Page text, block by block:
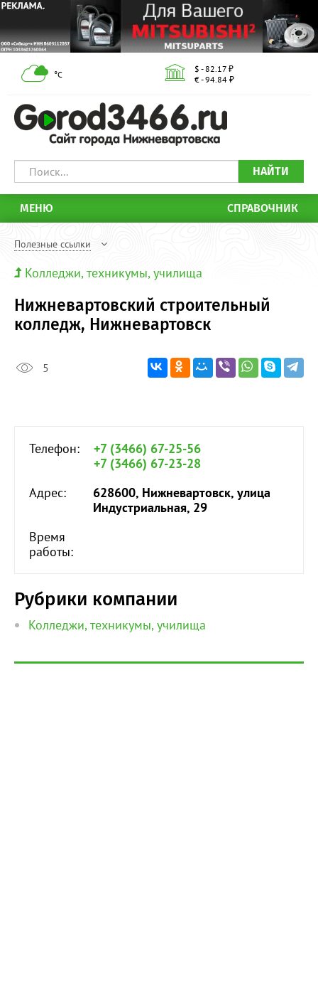
°С
$ - 82.17 ₽
€ - 94.84 ₽
НАЙТИ
МЕНЮ СПРАВОЧНИК
Полезные ссылки
Колледжи, техникумы, училища
Нижневартовский строительный
колледж, Нижневартовск
5
Телефон:
+7 (3466) 67-25-56
+7 (3466) 67-23-28
Адрес:
628600, Нижневартовск, улица
Индустриальная, 29
Время
работы:
Рубрики компании
Колледжи, техникумы, училища